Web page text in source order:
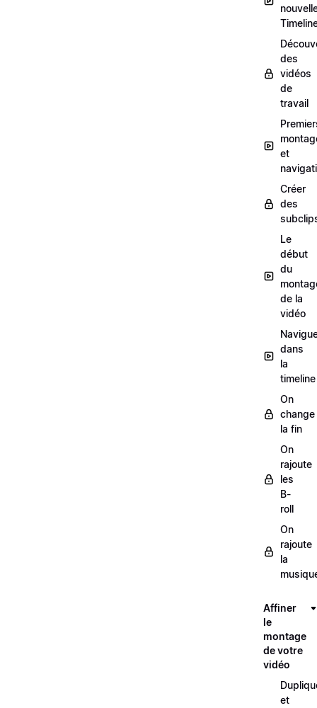
des
vidéos
de
travail
et
Créer
des
Le
début
du
de la
vidéo
dans
la
timeline
On
change
la fin
On
rajoute
les
B-
roll
On
rajoute
la
Affiner
le
montage
de votre
vidéo
et